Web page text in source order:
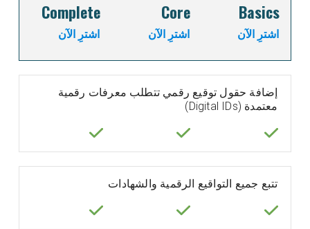
Basics
اشترِ الآن
Core
اشترِ الآن
Complete
اشترِ الآن
إضافة حقول توقيع رقمي تتطلب معرفات رقمية
معتمدة (Digital IDs)
تتبع جميع التواقيع الرقمية والشهادات